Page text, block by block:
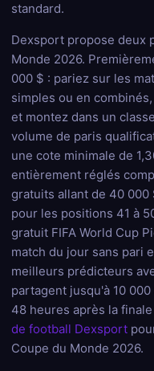
standard.
Dexsport propose deux
Monde 2026.
000 $ : pariez sur les
simples ou en
et montez dans un
volume de paris
une cote minimale de
entièrement réglés
gratuits allant de 40 000
pour les positions 41 à
gratuit FIFA World Cup
match du jour sans pari
meilleurs prédicteurs
partagent jusqu'à 10
48 heures après la
de football Dexsport
Coupe du Monde 2026.